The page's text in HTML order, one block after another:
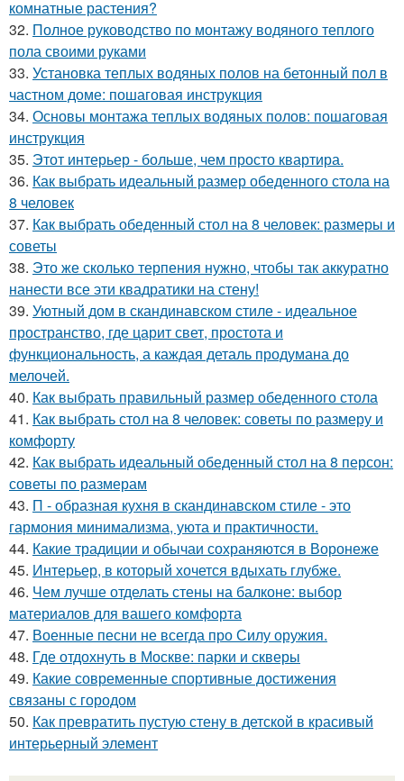
комнатные растения?
32. Полное руководство по монтажу водяного теплого
пола своими руками
33. Установка теплых водяных полов на бетонный пол в
частном доме: пошаговая инструкция
34. Основы монтажа теплых водяных полов: пошаговая
инструкция
35. Этот интерьер - больше, чем просто квартира.
36. Как выбрать идеальный размер обеденного стола на
8 человек
37. Как выбрать обеденный стол на 8 человек: размеры и
советы
38. Это же сколько терпения нужно, чтобы так аккуратно
нанести все эти квадратики на стену!
39. Уютный дом в скандинавском стиле - идеальное
пространство, где царит свет, простота и
функциональность, а каждая деталь продумана до
мелочей.
40. Как выбрать правильный размер обеденного стола
41. Как выбрать стол на 8 человек: советы по размеру и
комфорту
42. Как выбрать идеальный обеденный стол на 8 персон:
советы по размерам
43. П - образная кухня в скандинавском стиле - это
гармония минимализма, уюта и практичности.
44. Какие традиции и обычаи сохраняются в Воронеже
45. Интерьер, в который хочется вдыхать глубже.
46. Чем лучше отделать стены на балконе: выбор
материалов для вашего комфорта
47. Военные песни не всегда про Силу оружия.
48. Где отдохнуть в Москве: парки и скверы
49. Какие современные спортивные достижения
связаны с городом
50. Как превратить пустую стену в детской в красивый
интерьерный элемент